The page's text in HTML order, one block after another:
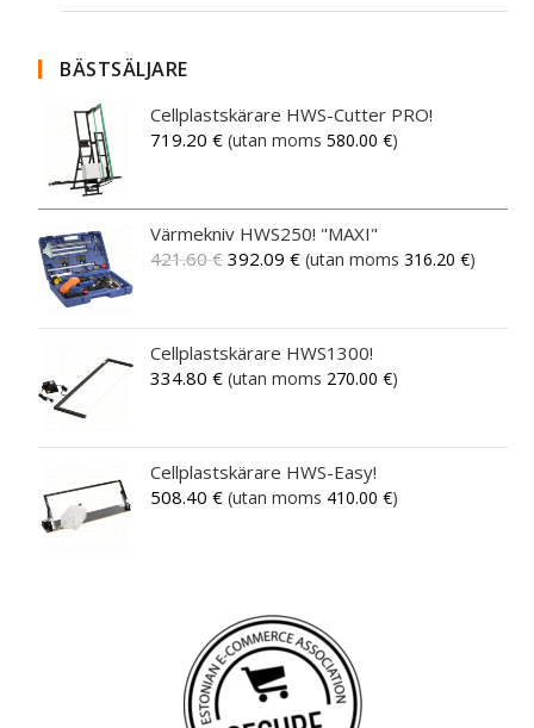
BÄSTSÄLJARE
Cellplastskärare HWS-Cutter PRO!
719.20€ (utan moms580.00€)
Värmekniv HWS250! "MAXI"
421.60€ 392.09€ (utan moms316.20€)
Cellplastskärare HWS1300!
334.80€ (utan moms 270.00€)
Cellplastskärare HWS-Easy!
508.40€ (utan moms 410.00€)